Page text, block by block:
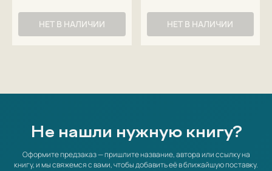
НЕТ В НАЛИЧИИ НЕТ В НАЛИЧИИ
Не нашли нужную книгу?
Оформите предзаказ — пришлите название, автора или ссылку на
книгу, и мы свяжемся с вами, чтобы добавить её в ближайшую поставку.